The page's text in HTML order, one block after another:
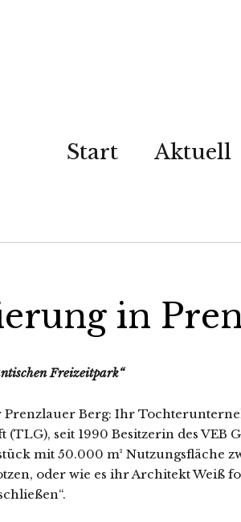
Start Aktuell
in
Freizeitpark“
Berg: Ihr
seit 1990 Besitzerin des VEB
mit 50.000 m² Nutzungsfläche
oder wie es ihr Architekt Weiß